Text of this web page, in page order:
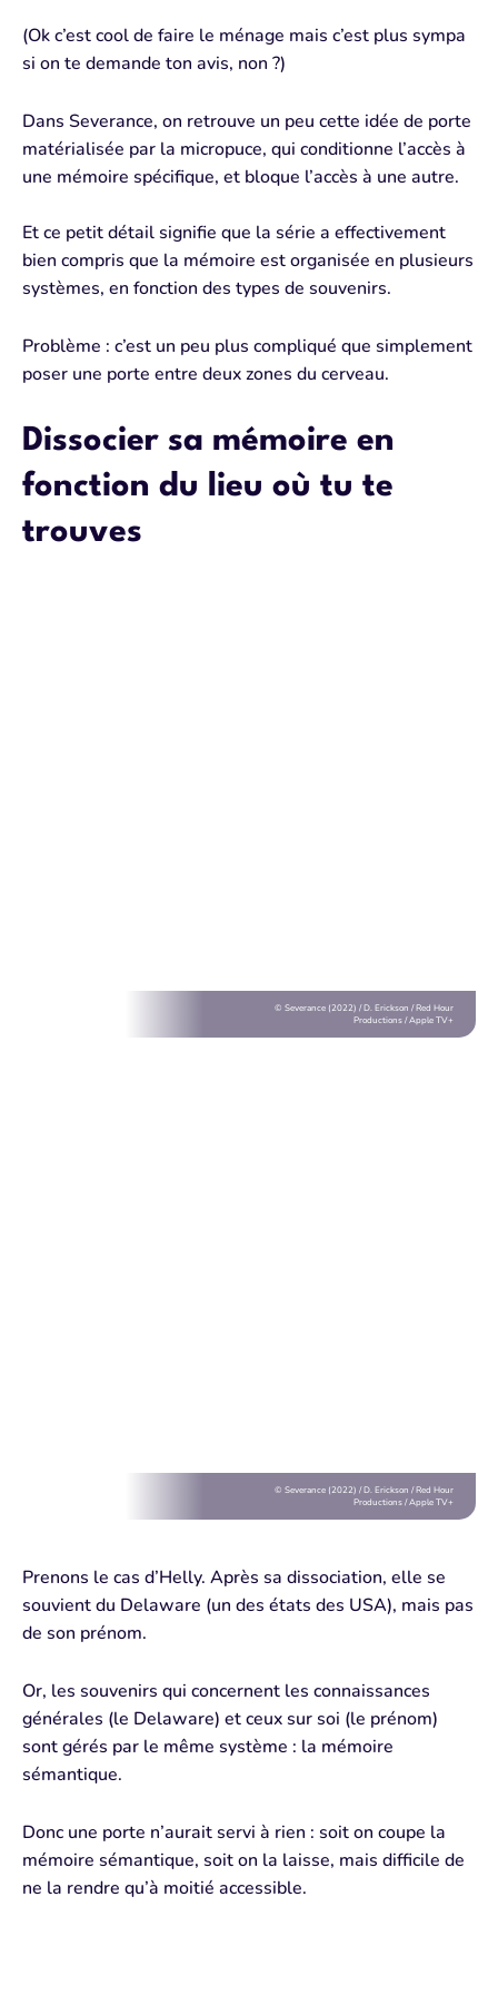
(Ok c’est cool de faire le ménage mais c’est plus sympa
si on te demande ton avis, non ?)
Dans Severance, on retrouve un peu cette idée de porte
matérialisée par la micropuce, qui conditionne l’accès à
une mémoire spécifique, et bloque l’accès à une autre.
Et ce petit détail signifie que la série a effectivement
bien compris que la mémoire est organisée en plusieurs
systèmes, en fonction des types de souvenirs.
Problème : c’est un peu plus compliqué que simplement
poser une porte entre deux zones du cerveau.
Dissocier sa mémoire en
fonction du lieu où tu te
trouves
© Severance (2022) / D. Erickson / Red Hour
Productions / Apple TV+
© Severance (2022) / D. Erickson / Red Hour
Productions / Apple TV+
Prenons le cas d’Helly. Après sa dissociation, elle se
souvient du Delaware (un des états des USA), mais pas
de son prénom.
Or, les souvenirs qui concernent les connaissances
générales (le Delaware) et ceuxsur soi (le prénom)
sont gérés par le même système : la mémoire
sémantique.
Donc une porte n’aurait servi à rien : soit on coupe la
mémoire sémantique, soit on la laisse, mais difficile de
ne la rendre qu’à moitié accessible.